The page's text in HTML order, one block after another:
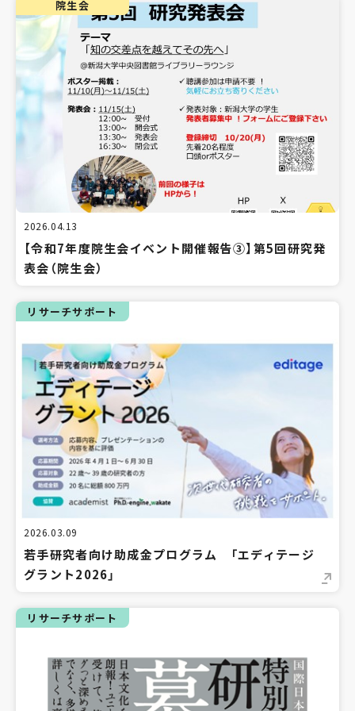
院生会
2026.04.13
【令和7年度院生会イベント開催報告③】第5回研究発
表会（院生会）
リサーチサポート
2026.03.09
若手研究者向け助成金プログラム 「エディテージ
グラント2026」
リサーチサポート